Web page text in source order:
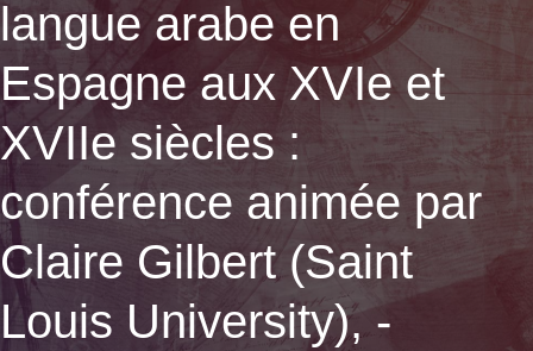
langue arabe en
Espagne aux XVIe et
XVIIe siècles :
conférence animée par
Claire Gilbert (Saint
Louis University), -